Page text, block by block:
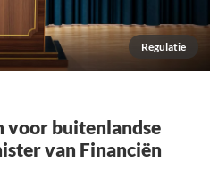
Regulatie
voor buitenlandse
van Financiën